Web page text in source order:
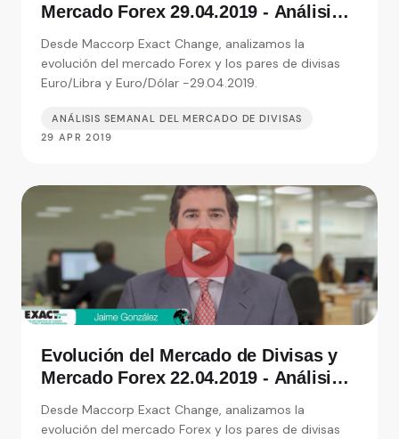
Mercado Forex 29.04.2019 - Análisis
de moneda
Desde Maccorp Exact Change, analizamos la
evolución del mercado Forex y los pares de divisas
Euro/Libra y Euro/Dólar -29.04.2019.
ANÁLISIS SEMANAL DEL MERCADO DE DIVISAS
29 APR 2019
Evolución del Mercado de Divisas y
Mercado Forex 22.04.2019 - Análisis
de moneda
Desde Maccorp Exact Change, analizamos la
evolución del mercado Forex y los pares de divisas